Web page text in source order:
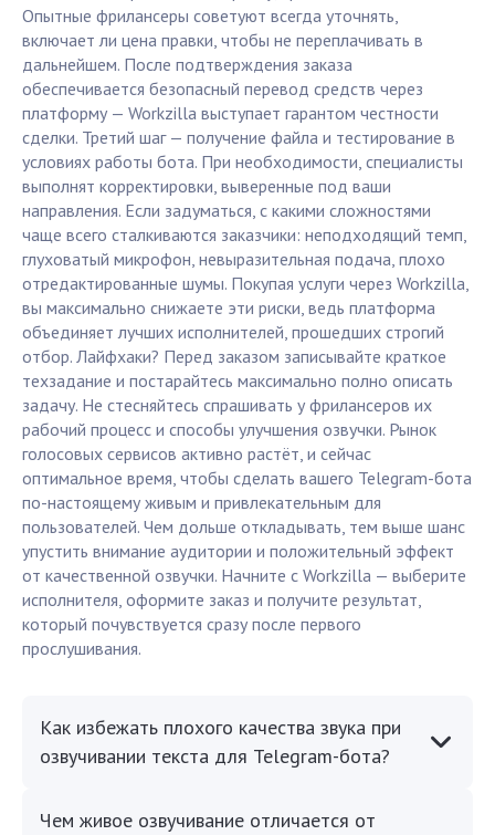
Опытные фрилансеры советуют всегда уточнять,
включает ли цена правки, чтобы не переплачивать в
дальнейшем. После подтверждения заказа
обеспечивается безопасный перевод средств через
платформу — Workzilla выступает гарантом честности
сделки. Третий шаг — получение файла и тестирование в
условиях работы бота. При необходимости, специалисты
выполнят корректировки, выверенные под ваши
направления. Если задуматься, с какими сложностями
чаще всего сталкиваются заказчики: неподходящий темп,
глуховатый микрофон, невыразительная подача, плохо
отредактированные шумы. Покупая услуги через Workzilla,
вы максимально снижаете эти риски, ведь платформа
объединяет лучших исполнителей, прошедших строгий
отбор. Лайфхаки? Перед заказом записывайте краткое
техзадание и постарайтесь максимально полно описать
задачу. Не стесняйтесь спрашивать у фрилансеров их
рабочий процесс и способы улучшения озвучки. Рынок
голосовых сервисов активно растёт, и сейчас
оптимальное время, чтобы сделать вашего Telegram-бота
по-настоящему живым и привлекательным для
пользователей. Чем дольше откладывать, тем выше шанс
упустить внимание аудитории и положительный эффект
от качественной озвучки. Начните с Workzilla — выберите
исполнителя, оформите заказ и получите результат,
который почувствуется сразу после первого
прослушивания.
Как избежать плохого качества звука при
озвучивании текста для Telegram-бота?
Чем живое озвучивание отличается от